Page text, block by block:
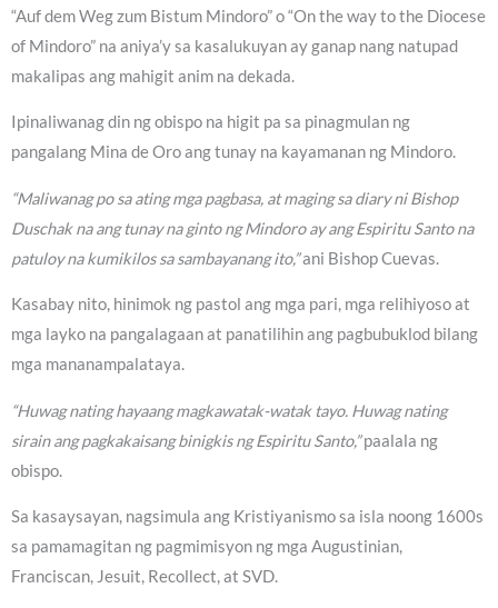
“Auf dem Weg zum Bistum Mindoro” o “On the way to the Diocese
of Mindoro” na aniya’y sa kasalukuyan ay ganap nang natupad
makalipas ang mahigit anim na dekada.
Ipinaliwanag din ng obispo na higit pa sa pinagmulan ng
pangalang Mina de Oro ang tunay na kayamanan ng Mindoro.
“Maliwanag po sa ating mga pagbasa, at maging sa diary ni Bishop
Duschak na ang tunay na ginto ng Mindoro ay ang Espiritu Santo na
patuloy na kumikilos sa sambayanang ito,”ani Bishop Cuevas.
Kasabay nito, hinimok ng pastol ang mga pari, mga relihiyoso at
mga layko na pangalagaan at panatilihin ang pagbubuklod bilang
mga mananampalataya.
“Huwag nating hayaang magkawatak-watak tayo. Huwag nating
sirain ang pagkakaisang binigkis ng Espiritu Santo,”paalala ng
obispo.
Sa kasaysayan, nagsimula ang Kristiyanismo sa isla noong 1600s
sa pamamagitan ng pagmimisyon ng mga Augustinian,
Franciscan, Jesuit, Recollect, at SVD.